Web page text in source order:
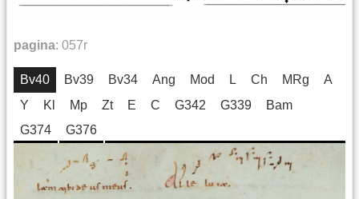
pagina: 057r
Bv40 Bv39 Bv34 Ang Mod L Ch MRg
A
Y
Kl Mp Zt E C G342 G339
Bam
G374
G376